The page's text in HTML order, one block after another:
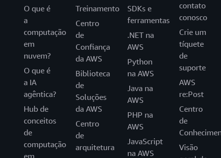
O que é
a
computação
em
nuvem?
O que é
a IA
agêntica?
Hub de
conceitos
de
computação
em
Treinamento
Centro
de
Confiança
da AWS
Biblioteca
de
Soluções
da AWS
Centro
de
arquitetura
SDKs e
ferramentas
.NET na
AWS
Python
na AWS
Java na
AWS
PHP na
AWS
JavaScript
na AWS
contato
conosco
Crie um
tíquete
de
suporte
AWS
re:Post
Centro
de
Visão